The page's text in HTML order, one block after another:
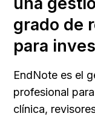
grado de
para
EndNote es el
profesional
clínica,